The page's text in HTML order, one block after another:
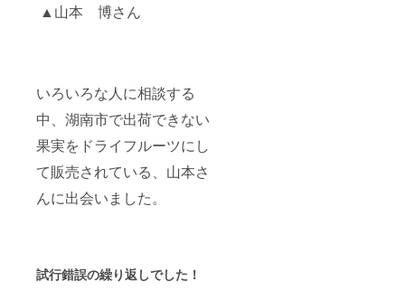
▲山本 博さん
いろいろな人に相談する
中、湖南市で出荷できない
果実をドライフルーツにし
て販売されている、山本さ
んに出会いました。
試行錯誤の繰り返しでした！